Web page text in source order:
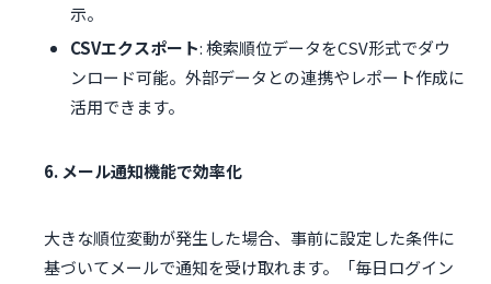
示。
CSVエクスポート: 検索順位データをCSV形式でダウ
ンロード可能。外部データとの連携やレポート作成に
活用できます。
6. メール通知機能で効率化
大きな順位変動が発生した場合、事前に設定した条件に
基づいてメールで通知を受け取れます。「毎日ログイン